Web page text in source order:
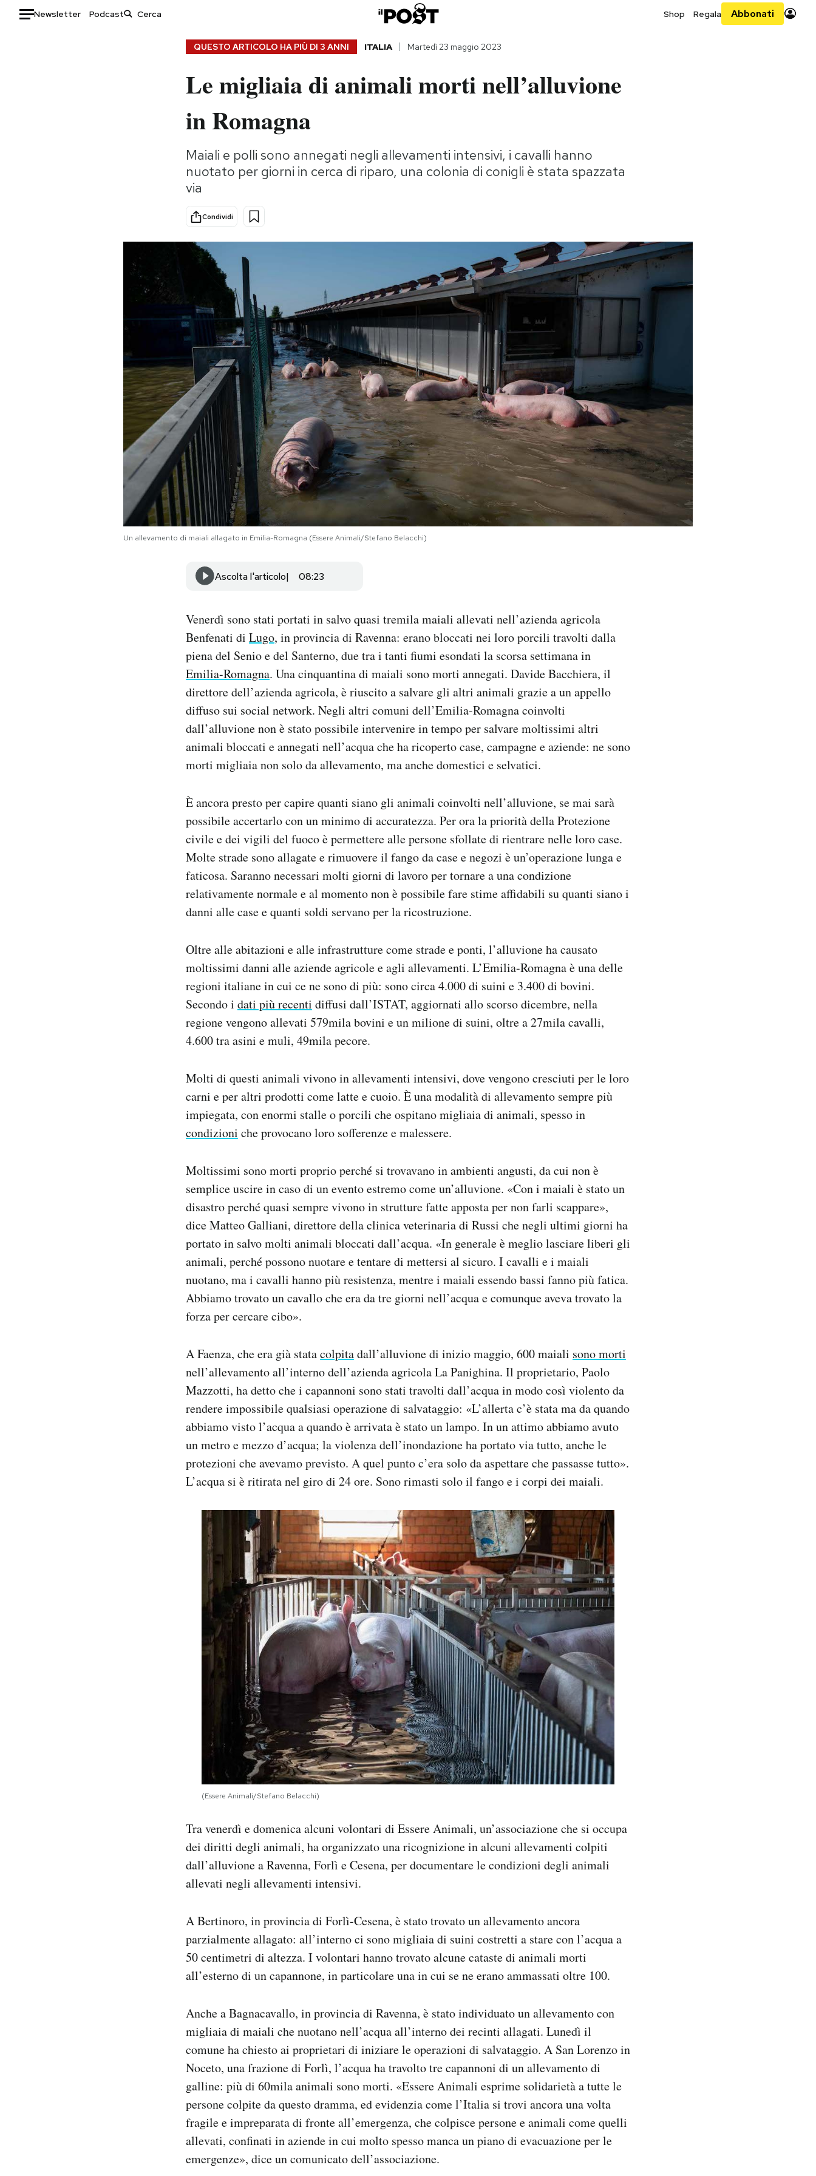
Newsletter Podcast Shop Regala Abbonati
Storie/Idee
Ok Boomer!
Altrecose
Mondiali calcio 2026
QUESTO ARTICOLO HA PIÙ DI 3 ANNI ITALIA Martedì 23 maggio 2023
Le migliaia di animali morti nell’alluvione
in Romagna
Maiali e polli sono annegati negli allevamenti intensivi, i cavalli hanno
nuotato per giorni in cerca di riparo, una colonia di conigli è stata spazzata
via
Condividi
Un allevamento di maiali allagato in Emilia-Romagna (Essere Animali/Stefano Belacchi)
Ascolta l'articolo 08:23
Venerdì sono stati portati in salvo quasi tremila maiali allevati nell’azienda agricola
Benfenati di Lugo, in provincia di Ravenna: erano bloccati nei loro porcili travolti dalla
piena del Senio e del Santerno, due tra i tanti fiumi esondati la scorsa settimana in
Emilia-Romagna. Una cinquantina di maiali sono morti annegati. Davide Bacchiera, il
direttore dell’azienda agricola, è riuscito a salvare gli altri animali grazie a un appello
diffuso sui social network. Negli altri comuni dell’Emilia-Romagna coinvolti
dall’alluvione non è stato possibile intervenire in tempo per salvare moltissimi altri
animali bloccati e annegati nell’acqua che ha ricoperto case, campagne e aziende: ne sono
morti migliaia non solo da allevamento, ma anche domestici e selvatici.
È ancora presto per capire quanti siano gli animali coinvolti nell’alluvione, se mai sarà
possibile accertarlo con un minimo di accuratezza. Per ora la priorità della Protezione
civile e dei vigili del fuoco è permettere alle persone sfollate di rientrare nelle loro case.
Molte strade sono allagate e rimuovere il fango da case e negozi è un’operazione lunga e
faticosa. Saranno necessari molti giorni di lavoro per tornare a una condizione
relativamente normale e al momento non è possibile fare stime affidabili su quanti siano i
danni alle case e quanti soldi servano per la ricostruzione.
Oltre alle abitazioni e alle infrastrutture come strade e ponti, l’alluvione ha causato
moltissimi danni alle aziende agricole e agli allevamenti. L’Emilia-Romagna è una delle
regioni italiane in cui ce ne sono di più: sono circa 4.000 di suini e 3.400 di bovini.
Secondo i dati più recenti diffusi dall’ISTAT, aggiornati allo scorso dicembre, nella
regione vengono allevati 579mila bovini e un milione di suini, oltre a 27mila cavalli,
4.600 tra asini e muli, 49mila pecore.
Molti di questi animali vivono in allevamenti intensivi, dove vengono cresciuti per le loro
carni e per altri prodotti come latte e cuoio. È una modalità di allevamento sempre più
impiegata, con enormi stalle o porcili che ospitano migliaia di animali, spesso in
condizioni che provocano loro sofferenze e malessere.
Moltissimi sono morti proprio perché si trovavano in ambienti angusti, da cui non è
semplice uscire in caso di un evento estremo come un’alluvione. «Con i maiali è stato un
disastro perché quasi sempre vivono in strutture fatte apposta per non farli scappare»,
dice Matteo Galliani, direttore della clinica veterinaria di Russi che negli ultimi giorni ha
portato in salvo molti animali bloccati dall’acqua. «In generale è meglio lasciare liberi gli
animali, perché possono nuotare e tentare di mettersi al sicuro. I cavalli e i maiali
nuotano, ma i cavalli hanno più resistenza, mentre i maiali essendo bassi fanno più fatica.
Abbiamo trovato un cavallo che era da tre giorni nell’acqua e comunque aveva trovato la
forza per cercare cibo».
A Faenza, che era già statacolpitadall’alluvione di inizio maggio, 600 maiali sono morti
nell’allevamento all’interno dell’azienda agricola La Panighina. Il proprietario, Paolo
Mazzotti, ha detto che i capannoni sono stati travolti dall’acqua in modo così violento da
rendere impossibile qualsiasi operazione di salvataggio: «L’allerta c’è stata ma da quando
abbiamo visto l’acqua a quando è arrivata è stato un lampo. In un attimo abbiamo avuto
un metro e mezzo d’acqua; la violenza dell’inondazione ha portato via tutto, anche le
protezioni che avevamo previsto. A quel punto c’era solo da aspettare che passasse tutto».
L’acqua si è ritirata nel giro di 24 ore. Sono rimasti solo il fango e i corpi dei maiali.
(Essere Animali/Stefano Belacchi)
Tra venerdì e domenica alcuni volontari di Essere Animali, un’associazione che si occupa
dei diritti degli animali, ha organizzato una ricognizione in alcuni allevamenti colpiti
dall’alluvione a Ravenna, Forlì e Cesena, per documentare le condizioni degli animali
allevati negli allevamenti intensivi.
A Bertinoro, in provincia di Forlì-Cesena, è stato trovato un allevamento ancora
parzialmente allagato: all’interno ci sono migliaia di suini costretti a stare con l’acqua a
50 centimetri di altezza. I volontari hanno trovato alcune cataste di animali morti
all’esterno di un capannone, in particolare una in cui se ne erano ammassati oltre 100.
Anche a Bagnacavallo, in provincia di Ravenna, è stato individuato un allevamento con
migliaia di maiali che nuotano nell’acqua all’interno dei recinti allagati. Lunedì il
comune ha chiesto ai proprietari di iniziare le operazioni di salvataggio. A San Lorenzo in
Noceto, una frazione di Forlì, l’acqua ha travolto tre capannoni di un allevamento di
galline: più di 60mila animali sono morti. «Essere Animali esprime solidarietà a tutte le
persone colpite da questo dramma, ed evidenzia come l’Italia si trovi ancora una volta
fragile e impreparata di fronte all’emergenza, che colpisce persone e animali come quelli
allevati, confinati in aziende in cui molto spesso manca un piano di evacuazione per le
emergenze», dice un comunicato dell’associazione.